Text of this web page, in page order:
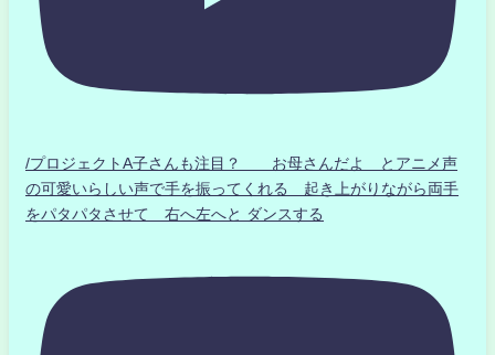
/プロジェクトA子さんも注目？ お母さんだよ とアニメ声
の可愛いらしい声で手を振ってくれる 起き上がりながら両手
をパタパタさせて 右へ左へと ダンスする